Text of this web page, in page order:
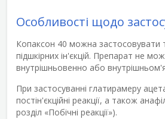
Особливості щодо
Копаксон 40 можна застосовувати
підшкірних ін'єкцій. Препарат не
внутрішньовенно або
При застосуванні глатирамеру
постін'єкційні реакції, а також
розділ «Побічні реакції»).